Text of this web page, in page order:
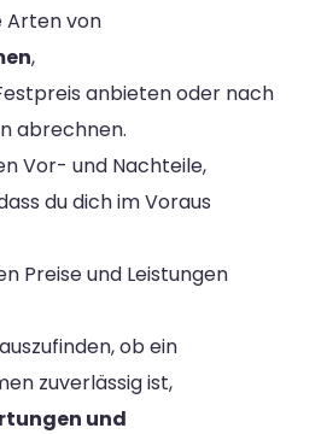
Arten von
,
anbieten oder nach
abrechnen.
Vor- und Nachteile,
du dich im Voraus
Preise und Leistungen
ob ein
zuverlässig ist,
und